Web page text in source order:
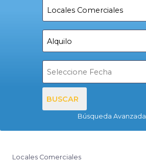
BUSCAR
Búsqueda Avanzada
Locales Comerciales